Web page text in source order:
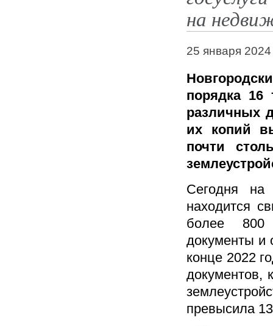
на
25 января 2024
порядка 16
различных
их копий
почти
Сегодня на
находится
более 800
документы и
конце 2022
документов,
превысила